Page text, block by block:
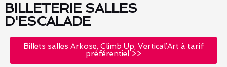
BILLETERIE SALLES
D'ESCALADE
Billets salles Arkose, Climb Up, Vertical’Art à tarif
préférentiel >>